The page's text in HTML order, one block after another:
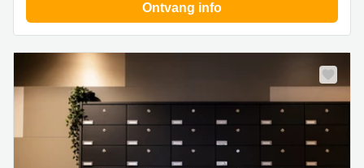
Ontvang info